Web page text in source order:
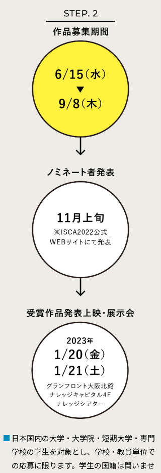
■ 日本国内の大学・大学院・短期大学・専門
学校の学生を対象とし、学校・教員単位で
の応募に限ります。学生の国籍は問いませ